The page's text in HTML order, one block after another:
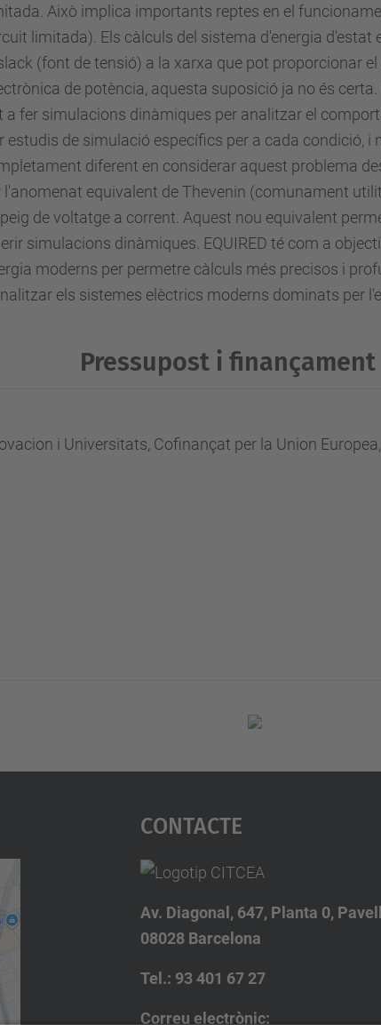
Això implica importants reptes en el
limitada). Els càlculs del sistema d'energia
(font de tensió) a la xarxa que pot proporcionar
de potència, aquesta suposició ja no és
a fer simulacions dinàmiques per analitzar el
de simulació específics per a cada condició, i
diferent en considerar aquest problema
equivalent de Thevenin (comunament
de voltatge a corrent. Aquest nou equivalent
simulacions dinàmiques. EQUIRED té com a
moderns per permetre càlculs més precisos i
els sistemes elèctrics moderns dominats per
Pressupost i finançament
i Universitats, Cofinançat per la Union
Contacte
Av. Diagonal, 647, Planta 0,
08028 Barcelona
Tel.: 93 401 67 27
Correu electrònic: